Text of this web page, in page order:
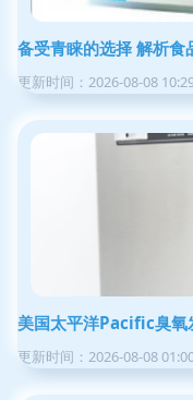
备受青睐的选择 解析食
更新时间：2026-08-08
美国太平洋Pacific臭氧
更新时间：2026-08-08